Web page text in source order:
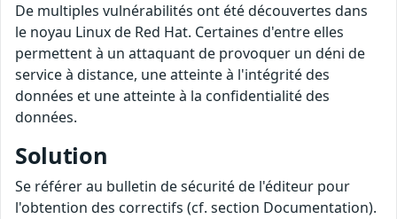
De multiples vulnérabilités ont été découvertes dans
le noyau Linux de Red Hat. Certaines d'entre elles
permettent à un attaquant de provoquer un déni de
service à distance, une atteinte à l'intégrité des
données et une atteinte à la confidentialité des
données.
Solution
Se référer au bulletin de sécurité de l'éditeur pour
l'obtention des correctifs (cf. section Documentation).